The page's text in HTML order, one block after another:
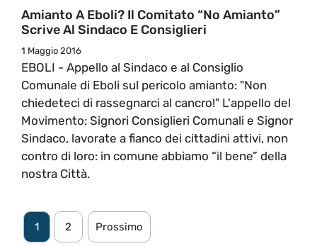
Amianto A Eboli? Il Comitato “No Amianto”
Scrive Al Sindaco E Consiglieri
1 Maggio 2016
EBOLI - Appello al Sindaco e al Consiglio
Comunale di Eboli sul pericolo amianto: "Non
chiedeteci di rassegnarci al cancro!" L'appello del
Movimento: Signori Consiglieri Comunali e Signor
Sindaco, lavorate a fianco dei cittadini attivi, non
contro di loro: in comune abbiamo “il bene” della
nostra Città.
1 2 Prossimo